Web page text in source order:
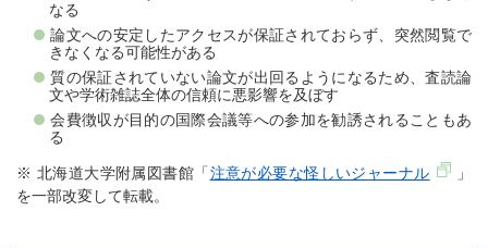
なる
論文への安定したアクセスが保証されておらず、突然閲覧で
きなくなる可能性がある
質の保証されていない論文が出回るようになるため、査読論
文や学術雑誌全体の信頼に悪影響を及ぼす
会費徴収が目的の国際会議等への参加を勧誘されることもあ
る
※ 北海道大学附属図書館「注意が必要な怪しいジャーナル
」
を一部改変して転載。